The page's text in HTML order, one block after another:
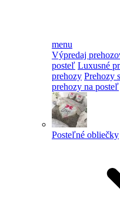
menu
Výpredaj
posteľ Luxusné
prehozy Prehozy
prehozy na posteľ
Posteľné obliečky